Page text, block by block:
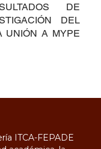
DE
DEL
UNIÓN A MYPE
ITCA-FEPADE